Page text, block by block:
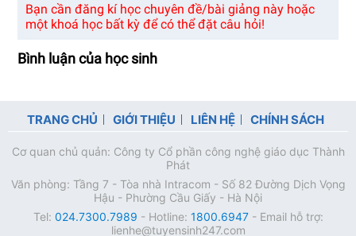
Bạn cần đăng kí học chuyên đề/bài giảng này hoặc
một khoá học bất kỳ để có thể đặt câu hỏi!
Bình luận của học sinh
TRANG CHỦ GIỚI THIỆU LIÊN HỆ CHÍNH SÁCH
Cơ quan chủ quản: Công ty Cổ phần công nghệ giáo dục Thành
Phát
Văn phòng: Tầng 7 - Tòa nhà Intracom - Số 82 Đường Dịch Vọng
Hậu - Phường Cầu Giấy - Hà Nội
Tel: 024.7300.7989 - Hotline: 1800.6947- Email hỗ trợ:
lienhe@tuyensinh247.com